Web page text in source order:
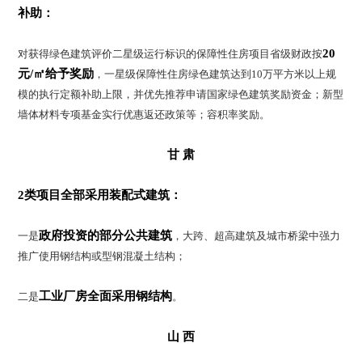
补助：
对获得绿色建筑评价二星级运行标识的保障性住房项目省级财政按20
元/㎡给予奖励 ，一星级保障性住房绿色建筑达到10万平方米以上规
模的执行定额补助上限，并优先推荐申请国家绿色建筑奖励资金；新型
墙体材料专项基金实行优惠返还政策等；容积率奖励。
甘 肃
2类项目全部采用装配式建筑：
一是政府投资的部分公共建筑 ，大跨、超高建筑及城市桥梁中强力
推广使用钢结构或型钢混凝土结构；
二是工业厂房全面采用钢结构。
山 西